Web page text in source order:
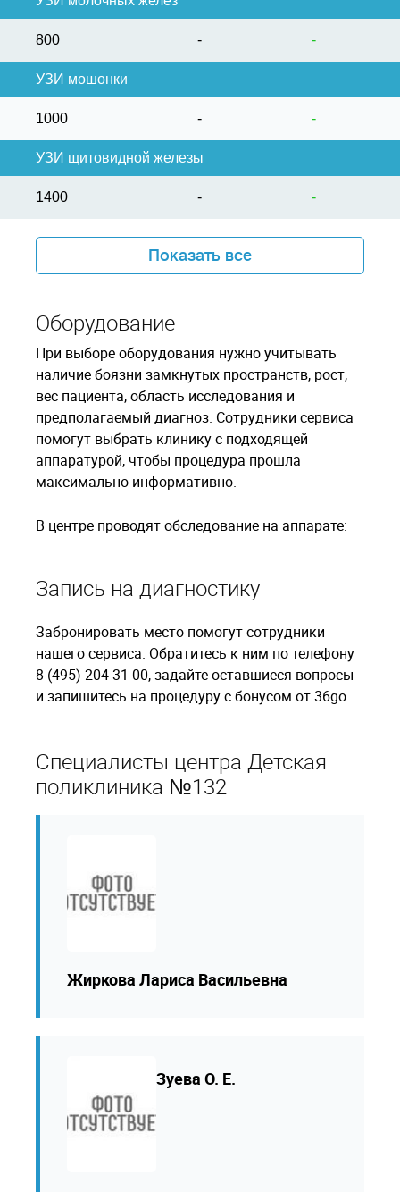
800 - -
УЗИ мошонки
1000 - -
УЗИ щитовидной железы
1400 - -
Показать все
Оборудование
При выборе оборудования нужно учитывать
наличие боязни замкнутых пространств, рост,
вес пациента, область исследования и
предполагаемый диагноз. Сотрудники сервиса
помогут выбрать клинику с подходящей
аппаратурой, чтобы процедура прошла
максимально информативно.
В центре проводят обследование на аппарате:
Запись на диагностику
Забронировать место помогут сотрудники
нашего сервиса. Обратитесь к ним по телефону
8 (495) 204-31-00, задайте оставшиеся вопросы
и запишитесь на процедуру с бонусом от 36go.
Специалисты центра Детская
поликлиника №132
Жиркова Лариса Васильевна
Зуева О. Е.